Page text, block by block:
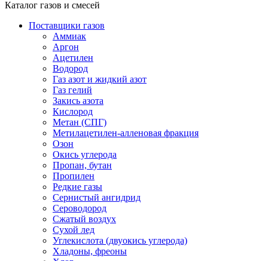
Каталог газов и смесей
Поставщики газов
Аммиак
Аргон
Ацетилен
Водород
Газ азот и жидкий азот
Газ гелий
Закись азота
Кислород
Метан (СПГ)
Метилацетилен-алленовая фракция
Озон
Окись углерода
Пропан, бутан
Пропилен
Редкие газы
Сернистый ангидрид
Сероводород
Сжатый воздух
Сухой лед
Углекислота (двуокись углерода)
Хладоны, фреоны